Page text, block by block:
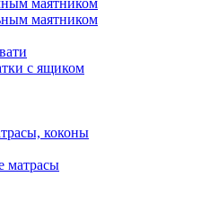
маятником
маятником
с ящиком
коконы
матрасы